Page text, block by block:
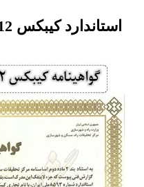
استاندارد کیبکس 12 در 25 در 60 سانتی‌متر